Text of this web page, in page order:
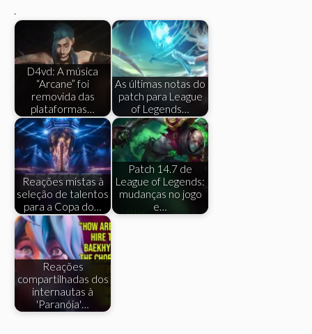
.
D4vd: A música
“Arcane” foi
removida das
plataformas…
As últimas notas do
patch para League
of Legends…
Reações mistas à
seleção de talentos
para a Copa do…
Patch 14.7 de
League of Legends:
mudanças no jogo
e…
Reações
compartilhadas dos
internautas à
'Paranóia'…